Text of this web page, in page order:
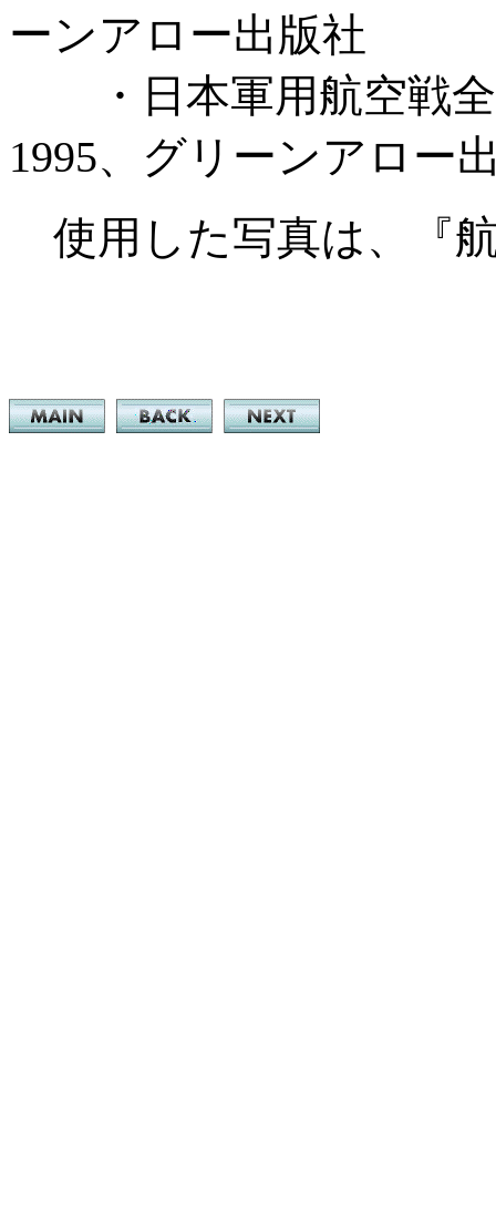
ーンアロー出版社
・日本軍用航空戦全
1995、グリーンアロー
使用した写真は、『